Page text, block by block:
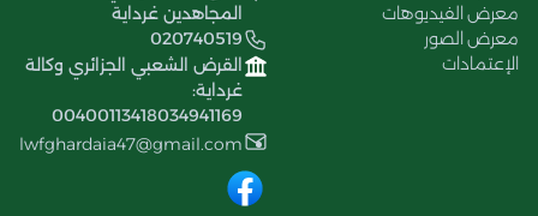
معرض الفيديوهات
معرض الصور
الإعتمادات
المجاهدين غرداية
020740519
القرض الشعبي الجزائري وكالة
غرداية:
00400113418034941169
lwfghardaia47@gmail.com